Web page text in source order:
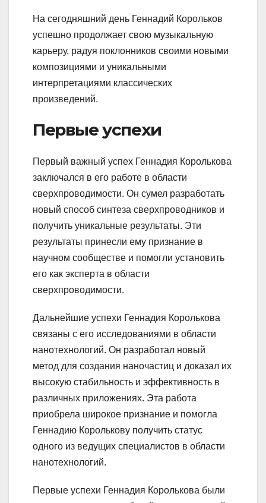
На сегодняшний день Геннадий Корольков
успешно продолжает свою музыкальную
карьеру, радуя поклонников своими новыми
композициями и уникальными
интерпретациями классических
произведений.
Первые успехи
Первый важный успех Геннадия Королькова
заключался в его работе в области
сверхпроводимости. Он сумел разработать
новый способ синтеза сверхпроводников и
получить уникальные результаты. Эти
результаты принесли ему признание в
научном сообществе и помогли установить
его как эксперта в области
сверхпроводимости.
Дальнейшие успехи Геннадия Королькова
связаны с его исследованиями в области
нанотехнологий. Он разработал новый
метод для создания наночастиц и доказал их
высокую стабильность и эффективность в
различных приложениях. Эта работа
приобрела широкое признание и помогла
Геннадию Королькову получить статус
одного из ведущих специалистов в области
нанотехнологий.
Первые успехи Геннадия Королькова были